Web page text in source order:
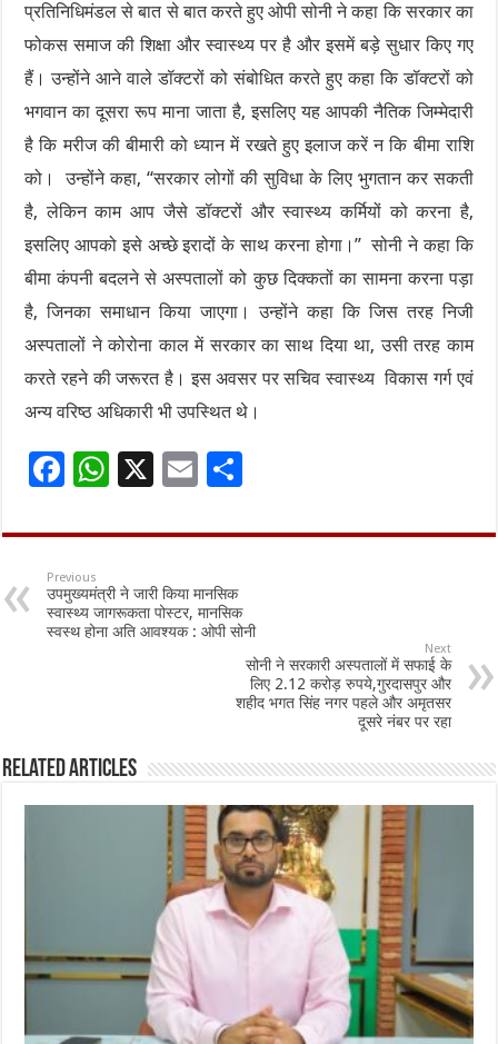
प्रतिनिधिमंडल से बात से बात करते हुए ओपी सोनी ने कहा कि सरकार का
फोकस समाज की शिक्षा और स्वास्थ्य पर है और इसमें बड़े सुधार किए गए
हैं। उन्होंने आने वाले डॉक्टरों को संबोधित करते हुए कहा कि डॉक्टरों को
भगवान का दूसरा रूप माना जाता है, इसलिए यह आपकी नैतिक जिम्मेदारी
है कि मरीज की बीमारी को ध्यान में रखते हुए इलाज करें न कि बीमा राशि
को। उन्होंने कहा, “सरकार लोगों की सुविधा के लिए भुगतान कर सकती
है, लेकिन काम आप जैसे डॉक्टरों और स्वास्थ्य कर्मियों को करना है,
इसलिए आपको इसे अच्छे इरादों के साथ करना होगा।” सोनी ने कहा कि
बीमा कंपनी बदलने से अस्पतालों को कुछ दिक्कतों का सामना करना पड़ा
है, जिनका समाधान किया जाएगा। उन्होंने कहा कि जिस तरह निजी
अस्पतालों ने कोरोना काल में सरकार का साथ दिया था, उसी तरह काम
करते रहने की जरूरत है। इस अवसर पर सचिव स्वास्थ्य विकास गर्ग एवं
अन्य वरिष्ठ अधिकारी भी उपस्थित थे।
F
e
b
o
o
W
at
sA
p
p
X
E
ai ar
Previous
उपमुख्यमंत्री ने जारी किया मानसिक
स्वास्थ्य जागरूकता पोस्टर, मानसिक
स्वस्थ होना अति आवश्यक : ओपी सोनी
Next
सोनी ने सरकारी अस्पतालों में सफाई के
लिए 2.12 करोड़ रुपये,गुरदासपुर और
शहीद भगत सिंह नगर पहले और अमृतसर
दूसरे नंबर पर रहा
Related Articles